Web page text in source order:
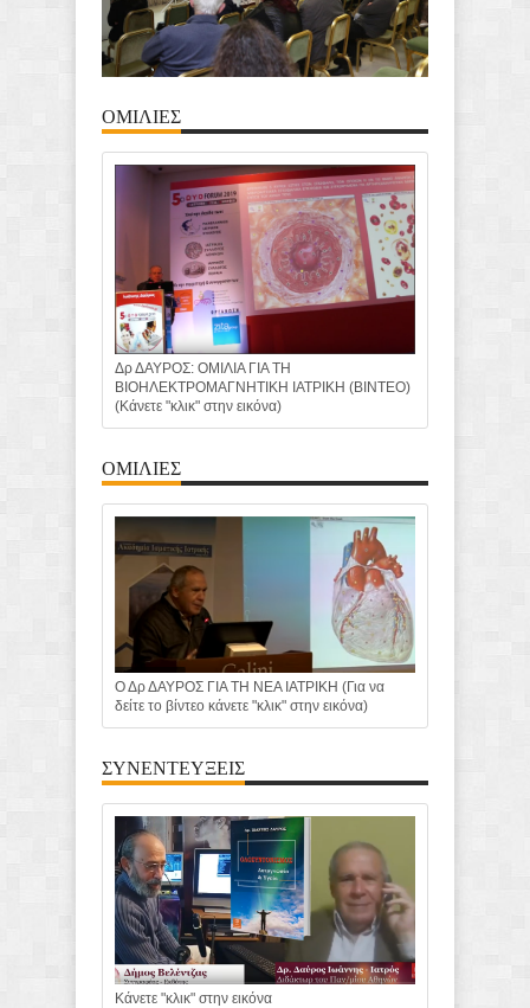
ΟΜΙΛΙΕΣ
Δρ ΔΑΥΡΟΣ: ΟΜΙΛΙΑ ΓΙΑ ΤΗ
ΒΙΟΗΛΕΚΤΡΟΜΑΓΝΗΤΙΚΗ ΙΑΤΡΙΚΗ (ΒΙΝΤΕΟ)
(Κάνετε "κλικ" στην εικόνα)
ΟΜΙΛΙΕΣ
Ο Δρ ΔΑΥΡΟΣ ΓΙΑ ΤΗ ΝΕΑ ΙΑΤΡΙΚΗ (Για να
δείτε το βίντεο κάνετε "κλικ" στην εικόνα)
ΣΥΝΕΝΤΕΥΞΕΙΣ
Κάνετε "κλικ" στην εικόνα